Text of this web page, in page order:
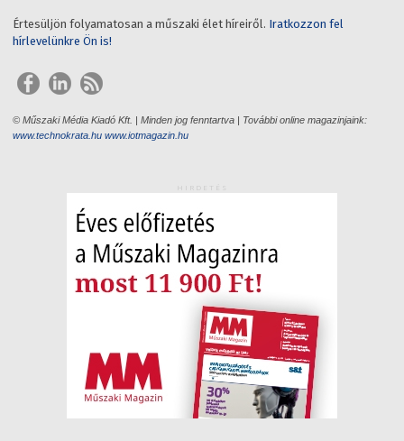
Értesüljön folyamatosan a műszaki élet híreiről. Iratkozzon fel
hírlevelünkre Ön is!
© Műszaki Média Kiadó Kft. | Minden jog fenntartva | További online magazinjaink:
www.technokrata.hu www.iotmagazin.hu
HIRDETÉS